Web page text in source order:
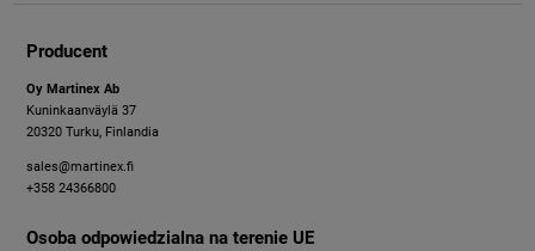
Producent
Oy Martinex Ab
Kuninkaanväylä 37
20320 Turku, Finlandia
sales@martinex.fi
+358 24366800
Osoba odpowiedzialna na terenie UE